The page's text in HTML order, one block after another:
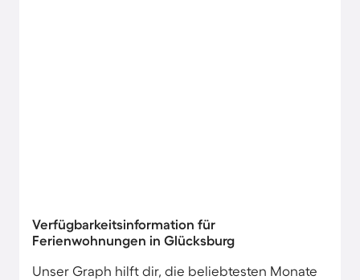
Verfügbarkeitsinformation für
Ferienwohnungen in Glücksburg
Unser Graph hilft dir, die beliebtesten Monate